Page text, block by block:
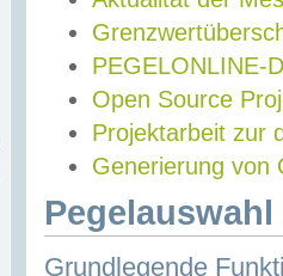
PEGELONLINE-
Open Source
Projektarbeit zur
Generierung von
Grundlegende